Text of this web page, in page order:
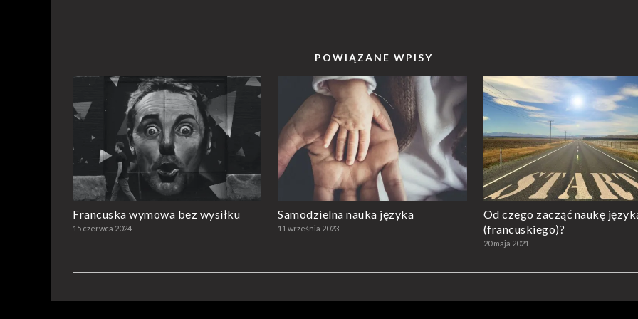
POWIĄZANE WPISY
Francuska wymowa bez wysiłku
15 czerwca 2024
Samodzielna nauka języka
11 września 2023
Od czego zacząć naukę
(francuskiego)?
20 maja 2021